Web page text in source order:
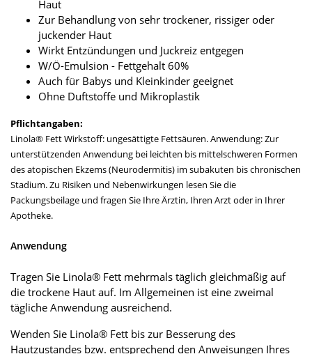
Haut
Zur Behandlung von sehr trockener, rissiger oder
juckender Haut
Wirkt Entzündungen und Juckreiz entgegen
W/Ö-Emulsion - Fettgehalt 60%
Auch für Babys und Kleinkinder geeignet
Ohne Duftstoffe und Mikroplastik
Pflichtangaben:
Linola® Fett Wirkstoff: ungesättigte Fettsäuren. Anwendung: Zur
unterstützenden Anwendung bei leichten bis mittelschweren Formen
des atopischen Ekzems (Neurodermitis) im subakuten bis chronischen
Stadium. Zu Risiken und Nebenwirkungen lesen Sie die
Packungsbeilage und fragen Sie Ihre Ärztin, Ihren Arzt oder in Ihrer
Apotheke.
Anwendung
Tragen Sie Linola® Fett mehrmals täglich gleichmäßig auf
die trockene Haut auf. Im Allgemeinen ist eine zweimal
tägliche Anwendung ausreichend.
Wenden Sie Linola® Fett bis zur Besserung des
Hautzustandes bzw. entsprechend den Anweisungen Ihres